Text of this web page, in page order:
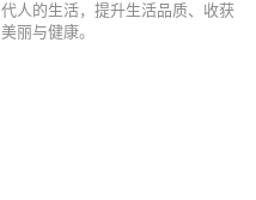
代人的生活，提升生活品质、收获
美丽与健康。